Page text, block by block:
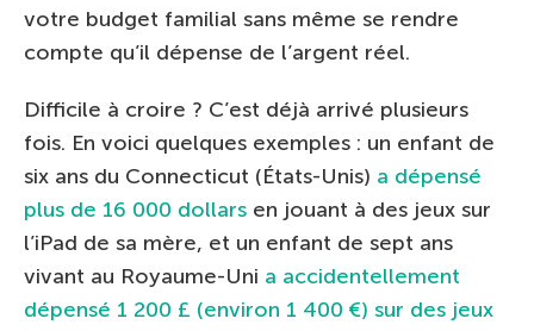
votre budget familial sans même se rendre
compte qu’il dépense de l’argent réel.
Difficile à croire ? C’est déjà arrivé plusieurs
fois. En voici quelques exemples : un enfant de
six ans du Connecticut (États-Unis) a dépensé
plus de 16 000 dollars en jouant à des jeux sur
l’iPad de sa mère, et un enfant de sept ans
vivant au Royaume-Uni a accidentellement
dépensé 1 200 £ (environ 1 400 €) sur des jeux